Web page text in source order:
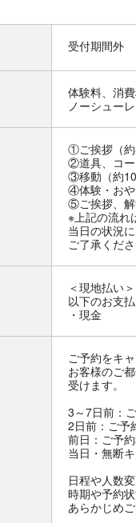
受付期間外
体験料、消
ノーシュー
①ご挨拶（約
②道具、コー
③移動（約10
④体験・おや
⑤ご挨拶、解
※上記の流れ
当日の状況
ご了承くださ
＜現地払い＞
以下のお支
・現金
ご予約をキ
お客様のご
受けます。
3～7日前：
2日前：ご予
前日：ご予
当日・無断
日程や人数
時期や予約
あらかじめご